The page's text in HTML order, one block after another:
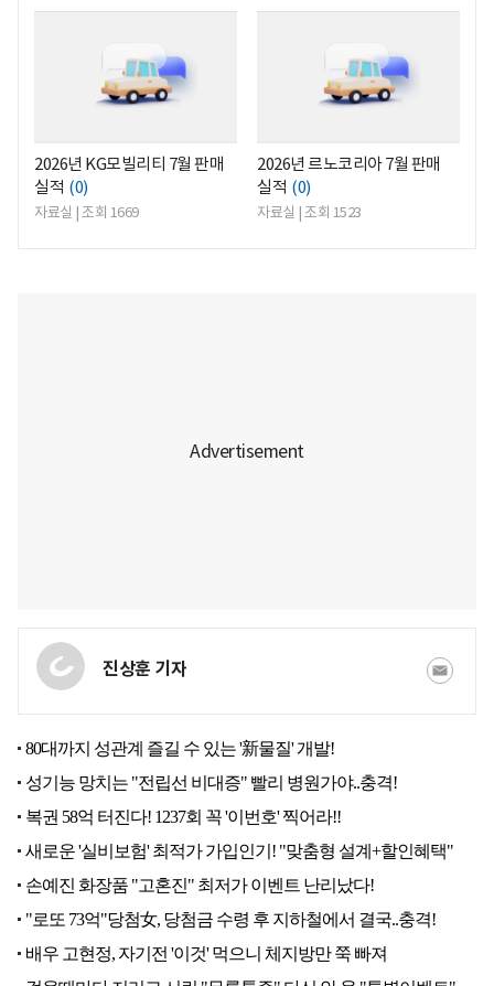
2026년 KG모빌리티 7월 판매
실적 (0)
자료실 | 조회 1669
2026년 르노코리아 7월 판매
실적 (0)
자료실 | 조회 1523
진상훈 기자